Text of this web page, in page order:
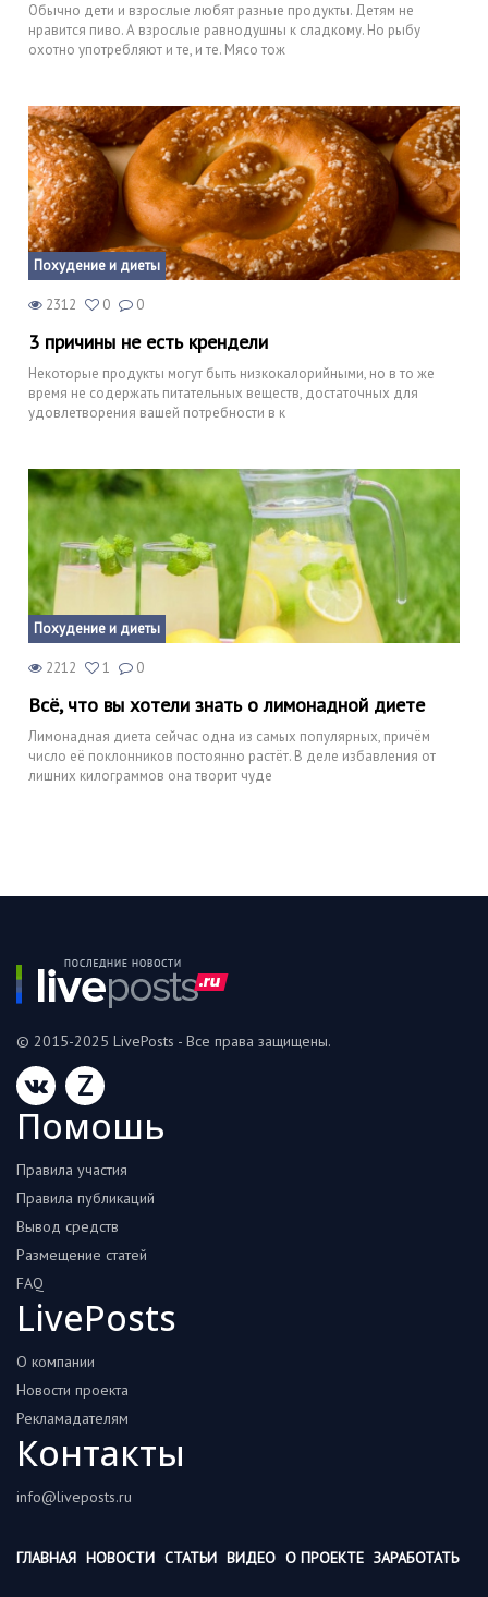
Обычно дети и взрослые любят разные продукты. Детям не
нравится пиво. А взрослые равнодушны к сладкому. Но рыбу
охотно употребляют и те, и те. Мясо тож
Похудение и диеты
2312 0 0
3 причины не есть крендели
Некоторые продукты могут быть низкокалорийными, но в то же
время не содержать питательных веществ, достаточных для
удовлетворения вашей потребности в к
Похудение и диеты
2212 1 0
Всё, что вы хотели знать о лимонадной диете
Лимонадная диета сейчас одна из самых популярных, причём
число её поклонников постоянно растёт. В деле избавления от
лишних килограммов она творит чуде
© 2015-2025 LivePosts - Все права защищены.
Z
Помошь
Правила участия
Правила публикаций
Вывод средств
Размещение статей
FAQ
LivePosts
О компании
Новости проекта
Рекламадателям
Контакты
info@liveposts.ru
ГЛАВНАЯ НОВОСТИ СТАТЬИ ВИДЕО О ПРОЕКТЕ ЗАРАБОТАТЬ